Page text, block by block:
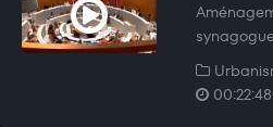
00:22:48